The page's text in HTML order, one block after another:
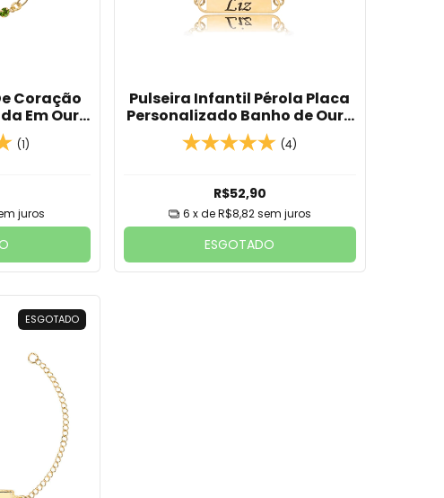
Coração
Em Ouro
(1)
juros
Pulseira Infantil Pérola Placa
Personalizado Banho de Ouro
18k
(4)
R$52,90
6 x deR$8,82sem juros
ESGOTADO
ESGOTADO